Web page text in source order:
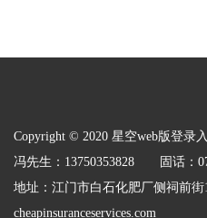
Copyright © 2020 星空web版登录
冯先生：13750353828 固话：
地址：江门市白石化肥厂侧祠前
cheapinsuranceservices.com